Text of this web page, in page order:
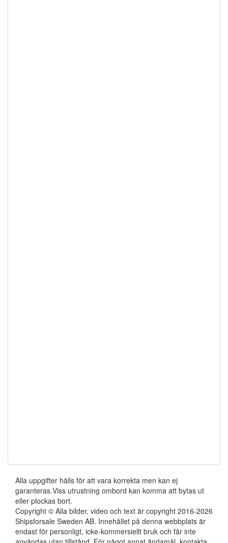
Alla uppgifter hålls för att vara korrekta men kan ej
garanteras.Viss utrustning ombord kan komma att bytas ut
eller plockas bort.
Copyright © Alla bilder, video och text är copyright 2016-2026
Shipsforsale Sweden AB. Innehållet på denna webbplats är
endast för personligt, icke-kommersiellt bruk och får inte